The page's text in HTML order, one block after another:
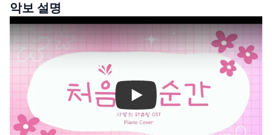
악보 설명
Play